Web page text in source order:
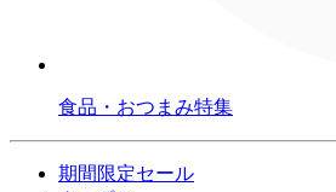
食品・おつまみ特集
期間限定セール